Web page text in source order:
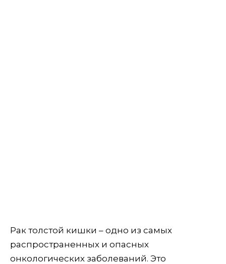
Рак толстой кишки – одно из самых
распространенных и опасных
онкологических заболеваний. Это